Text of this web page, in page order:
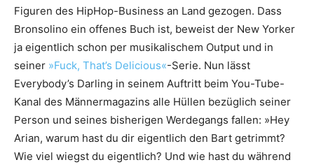
Figuren des HipHop-Business an Land gezogen. Dass
Bronsolino ein offenes Buch ist, beweist der New Yorker
ja eigentlich schon per musikalischem Output und in
seiner »Fuck, That’s Delicious«-Serie. Nun lässt
Everybody’s Darling in seinem Auftritt beim You-Tube-
Kanal des Männermagazins alle Hüllen bezüglich seiner
Person und seines bisherigen Werdegangs fallen: »Hey
Arian, warum hast du dir eigentlich den Bart getrimmt?
Wie viel wiegst du eigentlich? Und wie hast du während